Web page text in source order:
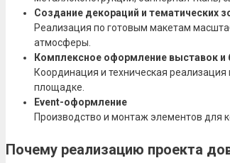
Создание декораций и тематических
Реализация по готовым макетам
атмосферы.
Комплексное оформление выставок и
Координация и техническая
площадке.
Event-оформление
Производство и монтаж элементов для
Почему реализацию проекта